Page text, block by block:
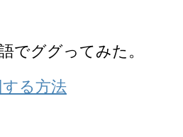
でググってみた。
る方法